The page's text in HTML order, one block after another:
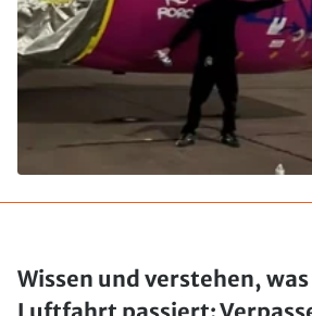
Wissen und verstehen,